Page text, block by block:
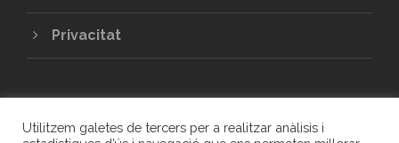
Privacitat
Utilitzem galetes de tercers per a realitzar anàlisis i